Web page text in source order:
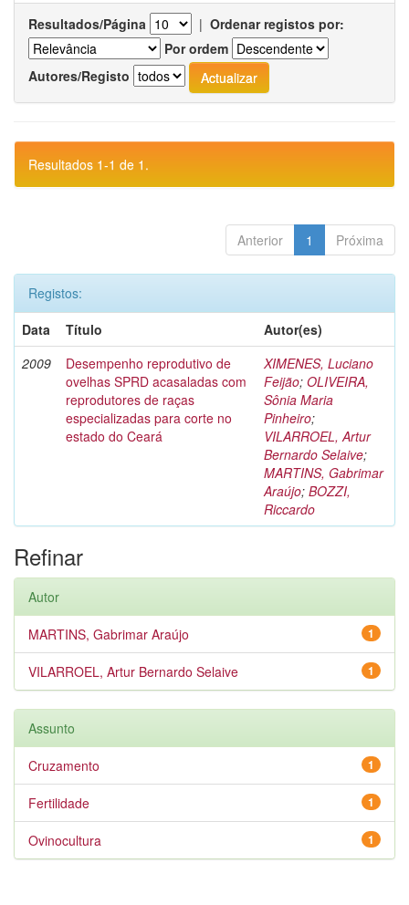
Resultados/Página | Ordenar registos por:
Por ordem
Autores/Registo
Resultados 1-1 de 1.
Anterior 1 Próxima
Registos:
Data
Título
Autor(es)
2009
Desempenho reprodutivo de
ovelhas SPRD acasaladas com
reprodutores de raças
especializadas para corte no
estado do Ceará
XIMENES, Luciano
Feijão; OLIVEIRA,
Sônia Maria
Pinheiro;
VILARROEL, Artur
Bernardo Selaive;
MARTINS, Gabrimar
Araújo; BOZZI,
Riccardo
Refinar
Autor
1
MARTINS, Gabrimar Araújo
1
VILARROEL, Artur Bernardo Selaive
Assunto
1
Cruzamento
1
Fertilidade
1
Ovinocultura